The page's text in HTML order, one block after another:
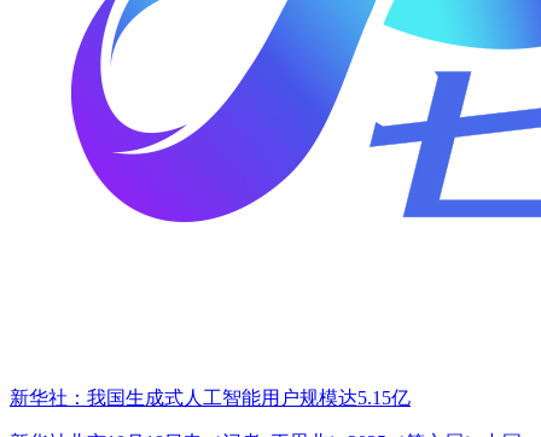
新华社：我国生成式人工智能用户规模达5.15亿